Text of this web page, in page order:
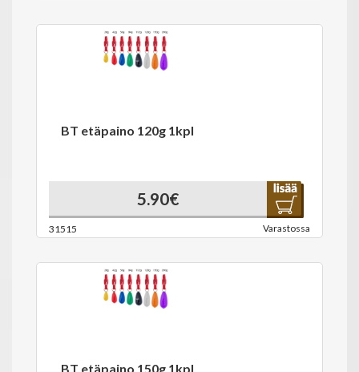
BT etäpaino 120g 1kpl
5.90€
31515 Varastossa
BT etäpaino 150g 1kpl